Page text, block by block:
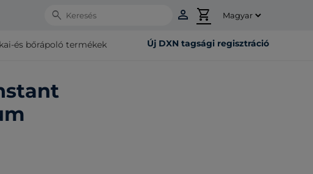
Search person shopping_cart
és bőrápoló termékek Új DXN tagsági regisztráció